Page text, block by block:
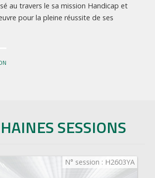
au travers le sa mission Handicap et
pour la pleine réussite de ses
SESSIONS
N° session : H2603YA